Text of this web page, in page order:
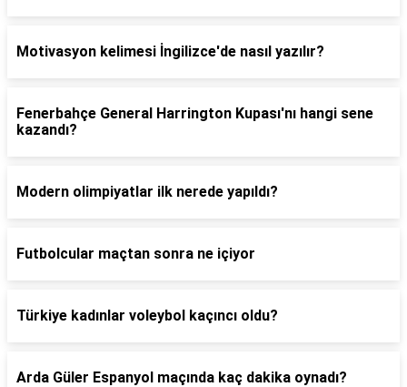
Motivasyon kelimesi İngilizce'de nasıl yazılır?
Fenerbahçe General Harrington Kupası'nı hangi sene
kazandı?
Modern olimpiyatlar ilk nerede yapıldı?
Futbolcular maçtan sonra ne içiyor
Türkiye kadınlar voleybol kaçıncı oldu?
Arda Güler Espanyol maçında kaç dakika oynadı?